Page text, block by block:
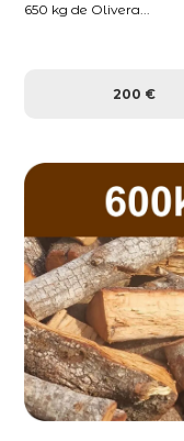
650 kg de Olivera...
200 €